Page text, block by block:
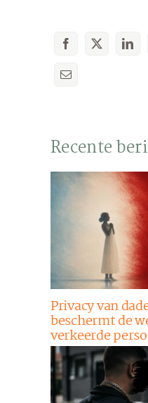
Recente
Privacy van
beschermt de
verkeerde